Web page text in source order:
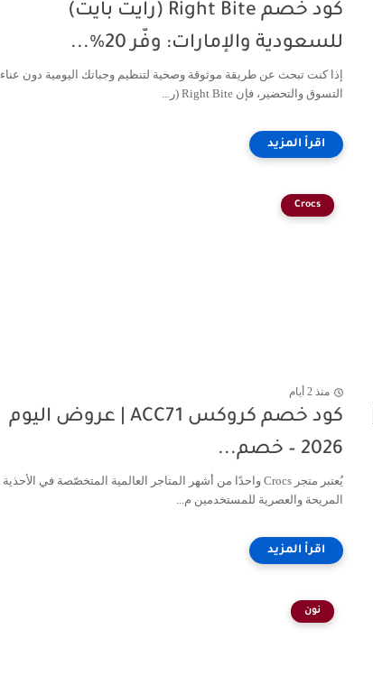
كود خصم Right Bite (رايت بايت)
للسعودية والإمارات: وفّر 20%...
إذا كنت تبحث عن طريقة موثوقة وصحية لتنظيم وجباتك اليومية دون عناء
التسوق والتحضير، فإن Right Bite (ر...
Crocs
منذ 2 أيام
كود خصم كروكس ACC71 | عروض اليوم
2026 – خصم...
يُعتبر متجر Crocs واحدًا من أشهر المتاجر العالمية المتخصّصة في الأحذية
المريحة والعصرية للمستخدمين م...
نون